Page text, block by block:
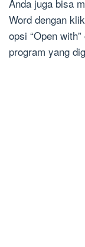
Anda juga bisa
Word dengan
opsi “Open
program yang